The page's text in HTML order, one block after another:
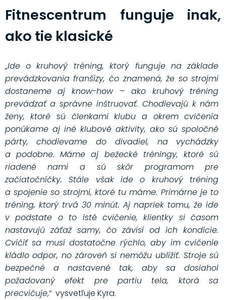
Fitnescentrum funguje inak,
ako tie klasické
„Ide o kruhový tréning, ktorý funguje na základe
prevádzkovania franšízy, čo znamená, že so strojmi
dostaneme aj know-how – ako kruhový tréning
prevádzať a správne inštruovať. Chodievajú k nám
ženy, ktoré sú členkami klubu a okrem cvičenia
ponúkame aj iné klubové aktivity, ako sú spoločné
párty, chodievame do divadiel, na vychádzky
a podobne. Máme aj bežecké tréningy, ktoré sú
riadené nami a sú skôr programom pre
začiatočníčky. Stále však ide o kruhový tréning
a spojenie so strojmi, ktoré tu máme. Primárne je to
tréning, ktorý trvá 30 minút. Aj napriek tomu, že ide
v podstate o to isté cvičenie, klientky si časom
nastavujú záťaž samy, čo závisí od ich kondície.
Cvičiť sa musí dostatočne rýchlo, aby im cvičenie
kládlo odpor, no zároveň si nemôžu ublížiť. Stroje sú
bezpečné a nastavené tak, aby sa dosiahol
požadovaný efekt pre partiu tela, ktorá sa
precvičuje,“ vysvetľuje Kyra.